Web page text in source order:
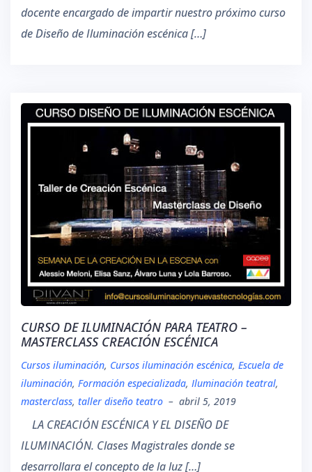
docente encargado de impartir nuestro próximo curso
de Diseño de Iluminación escénica […]
CURSO DE ILUMINACIÓN PARA TEATRO –
MASTERCLASS CREACIÓN ESCÉNICA
Cursos iluminación, Cursos iluminación escénica, Escuela de
iluminación, Formación especializada, Iluminación teatral,
masterclass, taller diseño teatro – abril 5, 2019
LA CREACIÓN ESCÉNICA Y EL DISEÑO DE
ILUMINACIÓN. Clases Magistrales donde se
desarrollara el concepto de la luz […]